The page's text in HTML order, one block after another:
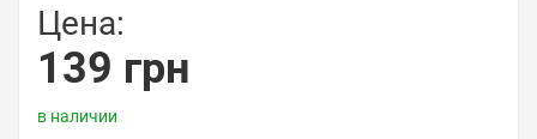
Цена:
139 грн
в наличии